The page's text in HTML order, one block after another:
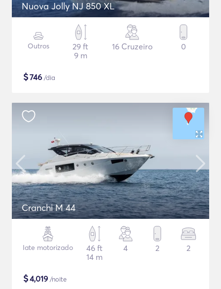
Nuova Jolly NJ 850 XL
Outros
29 ft
9 m
16 Cruzeiro 0
$746 /dia
Cranchi M 44
Iate motorizado
46 ft
14 m
4 2 2
$4,019 /noite